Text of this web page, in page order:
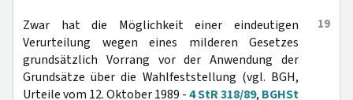
19
Zwar hat die Möglichkeit einer eindeutigen
Verurteilung wegen eines milderen Gesetzes
grundsätzlich Vorrang vor der Anwendung der
Grundsätze über die Wahlfeststellung (vgl. BGH,
Urteile vom 12. Oktober 1989 -4 StR 318/89, BGHSt